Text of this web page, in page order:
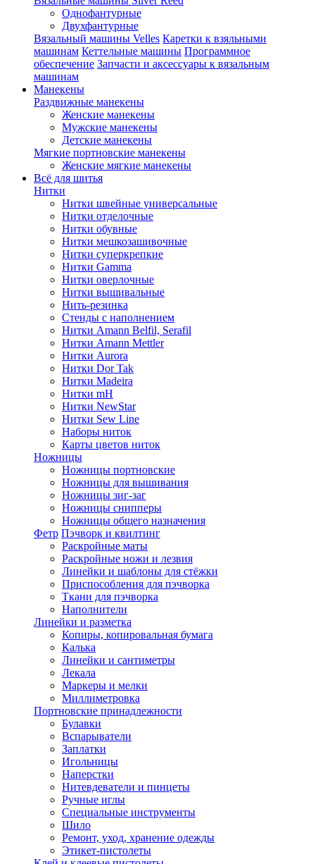
Однофантурные
Двухфантурные
Вязальный машины Velles Каретки к взяльными
машинам Кеттельные машины Программное
обеспечение Запчасти и аксессуары к вязальным
машинам
Манекены
Раздвижные манекены
Женские манекены
Мужские манекены
Детские манекены
Мягкие портновские манекены
Женские мягкие манекены
Всё для шитья
Нитки
Нитки швейные универсальные
Нитки отделочные
Нитки обувные
Нитки мешкозашивочные
Нитки суперкрепкие
Нитки Gamma
Нитки оверлочные
Нитки вышивальные
Нить-резинка
Стенды с наполнением
Нитки Amann Belfil, Serafil
Нитки Amann Mettler
Нитки Aurora
Нитки Dor Tak
Нитки Madeira
Нитки mH
Нитки NewStar
Нитки Sew Line
Наборы ниток
Карты цветов ниток
Ножницы
Ножницы портновские
Ножницы для вышивания
Ножницы зиг-заг
Ножницы снипперы
Ножницы общего назначения
Фетр Пэчворк и квилтинг
Раскройные маты
Раскройные ножи и лезвия
Линейки и шаблоны для стёжки
Приспособления для пэчворка
Ткани для пэчворка
Наполнители
Линейки и разметка
Копиры, копировальная бумага
Калька
Линейки и сантиметры
Лекала
Маркеры и мелки
Миллиметровка
Портновские принадлежности
Булавки
Вспарыватели
Заплатки
Игольницы
Наперстки
Нитевдеватели и пинцеты
Ручные иглы
Специальные инструменты
Шило
Ремонт, уход, хранение одежды
Этикет-пистолеты